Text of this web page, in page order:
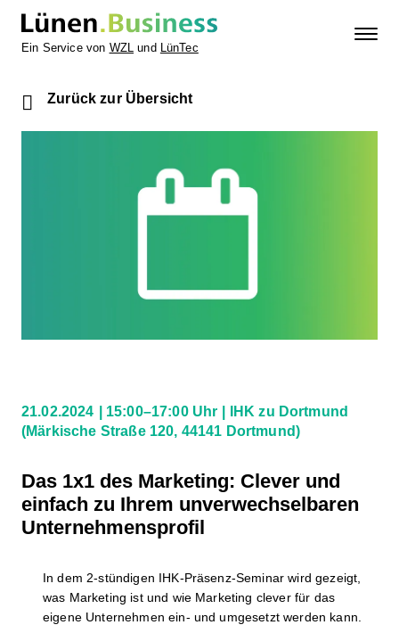
Ein Service von WZL und LünTec
Zurück zur Übersicht
21.02.2024 15:00–17:00 Uhr
IHK zu Dortmund
(Märkische Straße 120, 44141 Dortmund)
Das 1x1 des Marketing: Clever und
einfach zu Ihrem unverwechselbaren
Unternehmensprofil
In dem 2-stündigen IHK-Präsenz-Seminar wird gezeigt,
was Marketing ist und wie Marketing clever für das
eigene Unternehmen ein- und umgesetzt werden kann.